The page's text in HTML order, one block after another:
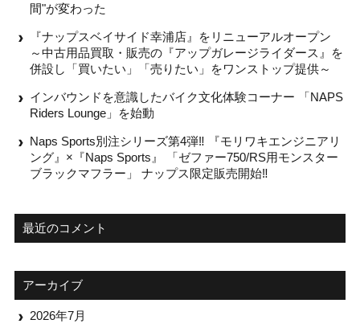
間"が変わった
『ナップスベイサイド幸浦店』をリニューアルオープン
～中古用品買取・販売の『アップガレージライダース』を
併設し「買いたい」「売りたい」をワンストップ提供～
インバウンドを意識したバイク文化体験コーナー 「NAPS
Riders Lounge」を始動
Naps Sports別注シリーズ第4弾‼ 『モリワキエンジニアリ
ング』×『Naps Sports』 「ゼファー750/RS用モンスター
ブラックマフラー」 ナップス限定販売開始‼
最近のコメント
アーカイブ
2026年7月